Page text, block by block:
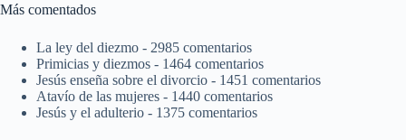
Más comentados
La ley del diezmo - 2985 comentarios
Primicias y diezmos - 1464 comentarios
Jesús enseña sobre el divorcio - 1451 comentarios
Atavío de las mujeres - 1440 comentarios
Jesús y el adulterio - 1375 comentarios